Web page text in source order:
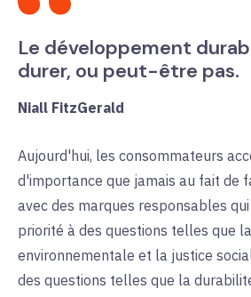
Le développement
durer, ou peut-être pas.
Niall FitzGerald
Aujourd'hui, les consommateurs
d'importance que jamais au fait de
avec des marques responsables
priorité à des questions telles que
environnementale et la justice
des questions telles que la